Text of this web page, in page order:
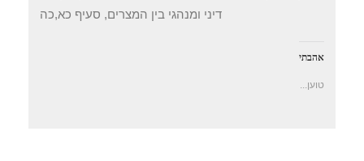
דיני ומנהגי בין המצרים, סעיף כא,כה
אהבתי
טוען...